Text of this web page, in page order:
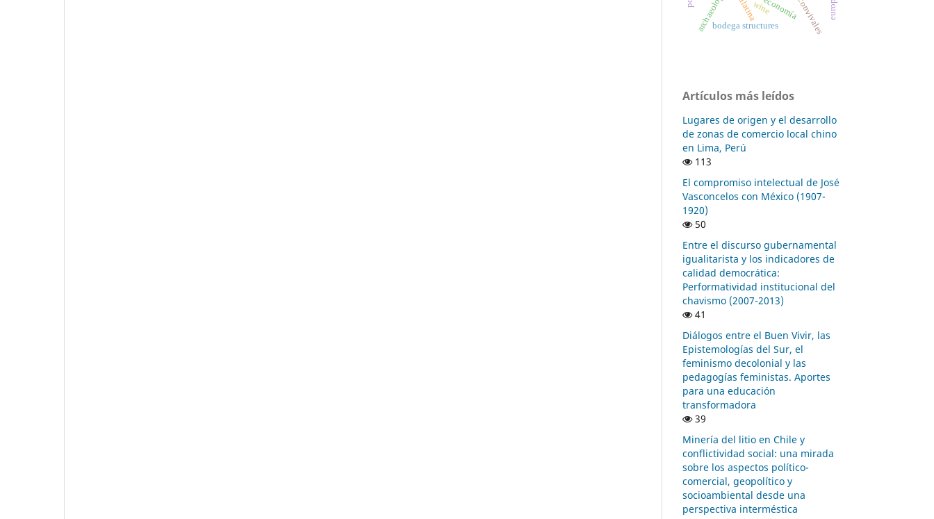
wine
bodega structures
archaeology economía
Artículos más leídos
Lugares de origen y el desarrollo
de zonas de comercio local chino
en Lima, Perú
113
El compromiso intelectual de José
Vasconcelos con México (1907-
1920)
50
Entre el discurso gubernamental
igualitarista y los indicadores de
calidad democrática:
Performatividad institucional del
chavismo (2007-2013)
41
Diálogos entre el Buen Vivir, las
Epistemologías del Sur, el
feminismo decolonial y las
pedagogías feministas. Aportes
para una educación
transformadora
39
Minería del litio en Chile y
conflictividad social: una mirada
sobre los aspectos político-
comercial, geopolítico y
socioambiental desde una
perspectiva interméstica